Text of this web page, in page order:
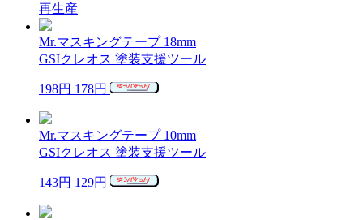
再生産
Mr.マスキングテープ 18mm
GSIクレオス 塗装支援ツール
198円 178円
Mr.マスキングテープ 10mm
GSIクレオス 塗装支援ツール
143円 129円